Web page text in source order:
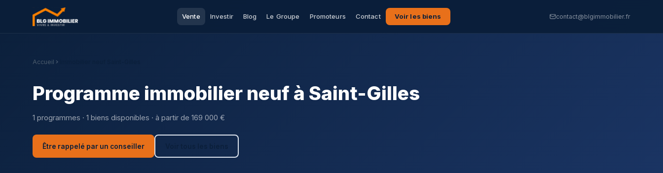
Vente Investir Blog Le Groupe Promoteurs Contact Voir les biens contact@blgimmobilier.fr
Accueil
Programme immobilier neuf à Saint-Gilles
1 programmes · 1 biens disponibles · à partir de 169 000 €
Être rappelé par un conseiller